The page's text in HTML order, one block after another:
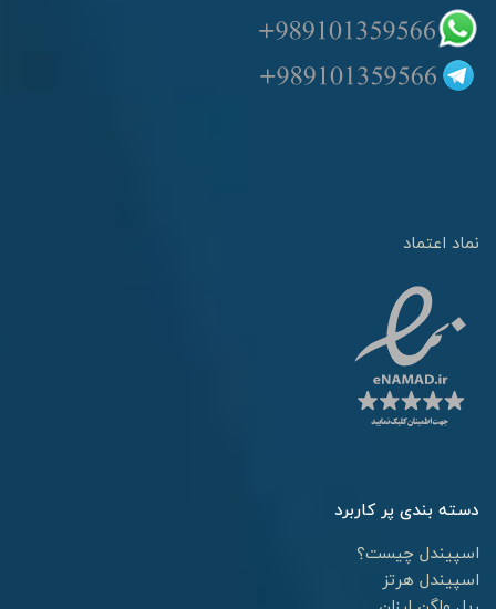
نماد اعتماد
دسته بندی پر کاربرد
اسپیندل چیست؟
اسپیندل هرتز